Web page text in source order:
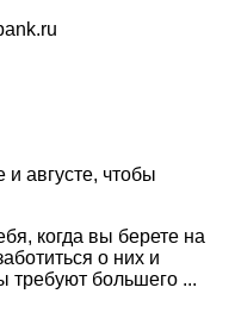
и августе, чтобы
когда вы берете на
о них и
требуют большего ...